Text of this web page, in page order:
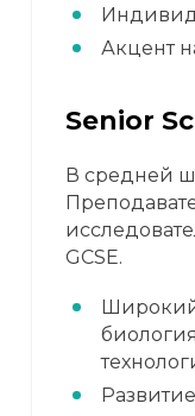
Акцент
Senior
В средней
GCSE.
Широкий